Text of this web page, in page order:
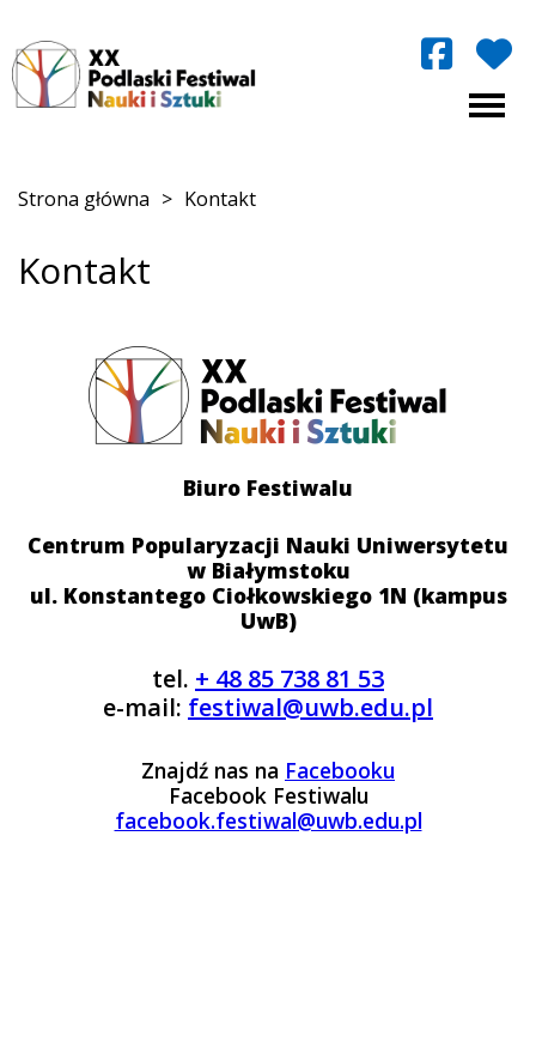
Strona główna > Kontakt
Kontakt
Biuro Festiwalu
Centrum Popularyzacji Nauki Uniwersytetu
w Białymstoku
ul. Konstantego Ciołkowskiego 1N (kampus
UwB)
tel. + 48 85 738 81 53
e-mail: festiwal@uwb.edu.pl
Znajdź nas na Facebooku
Facebook Festiwalu
facebook.festiwal@uwb.edu.pl